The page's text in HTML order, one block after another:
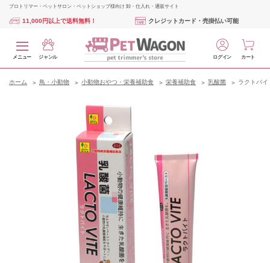
プロトリマー・ペットサロン・ペットショップ様向け 卸・仕入れ・通販サイト
11,000円以上で送料無料！ クレジットカード・売掛払い可能
メニュー ジャンル ログイン カート
ホーム 鳥・小動物 小動物おやつ・栄養補助食 栄養補助食 乳酸菌 ラクトバ